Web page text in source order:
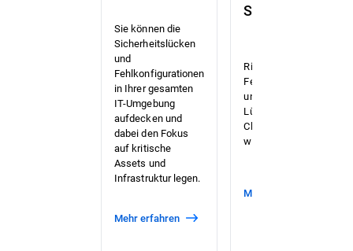
Sie können die
Sicherheitslücken
und
Fehlkonfigurationen
in Ihrer gesamten
IT-Umgebung
aufdecken und
dabei den Fokus
auf kritische
Assets und
Infrastruktur legen.
Mehr erfahren
Sicherheit
Risiken,
Fehlkonfigurationen
und Compliance-
Lücken in Ihrer
Cloud-Umgebung
werden aufgedeckt.